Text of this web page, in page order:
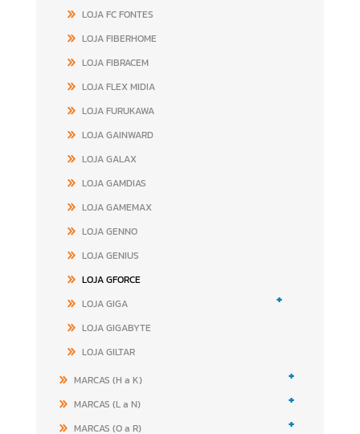
LOJA FC FONTES
LOJA FIBERHOME
LOJA FIBRACEM
LOJA FLEX MIDIA
LOJA FURUKAWA
LOJA GAINWARD
LOJA GALAX
LOJA GAMDIAS
LOJA GAMEMAX
LOJA GENNO
LOJA GENIUS
LOJA GFORCE
LOJA GIGA
+
LOJA GIGABYTE
LOJA GILTAR
MARCAS (H a K)
+
MARCAS (L a N) +
MARCAS (O a R) +